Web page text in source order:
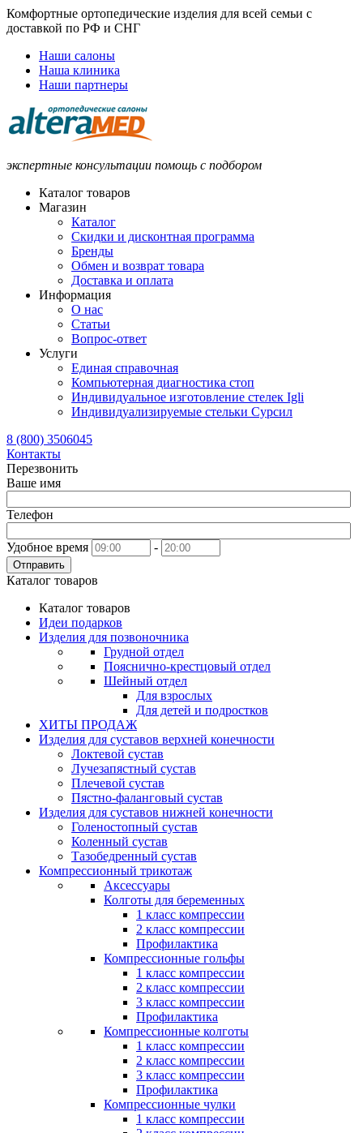
Комфортные ортопедические изделия для всей семьи с
доставкой по РФ и СНГ
Наши салоны
Наша клиника
Наши партнеры
экспертные консультации помощь с подбором
Каталог товаров
Магазин
Каталог
Скидки и дисконтная программа
Бренды
Обмен и возврат товара
Доставка и оплата
Информация
О нас
Статьи
Вопрос-ответ
Услуги
Единая справочная
Компьютерная диагностика стоп
Индивидуальное изготовление стелек Igli
Индивидуализируемые стельки Сурсил
8 (800) 3506045
Контакты
Перезвонить
Ваше имя
Телефон
Удобное время -
Отправить
Каталог товаров
Каталог товаров
Идеи подарков
Изделия для позвоночника
Грудной отдел
Пояснично-крестцовый отдел
Шейный отдел
Для взрослых
Для детей и подростков
ХИТЫ ПРОДАЖ
Изделия для суставов верхней конечности
Локтевой сустав
Лучезапястный сустав
Плечевой сустав
Пястно-фаланговый сустав
Изделия для суставов нижней конечности
Голеностопный сустав
Коленный сустав
Тазобедренный сустав
Компрессионный трикотаж
Аксессуары
Колготы для беременных
1 класс компрессии
2 класс компрессии
Профилактика
Компрессионные гольфы
1 класс компрессии
2 класс компрессии
3 класс компрессии
Профилактика
Компрессионные колготы
1 класс компрессии
2 класс компрессии
3 класс компрессии
Профилактика
Компрессионные чулки
1 класс компрессии